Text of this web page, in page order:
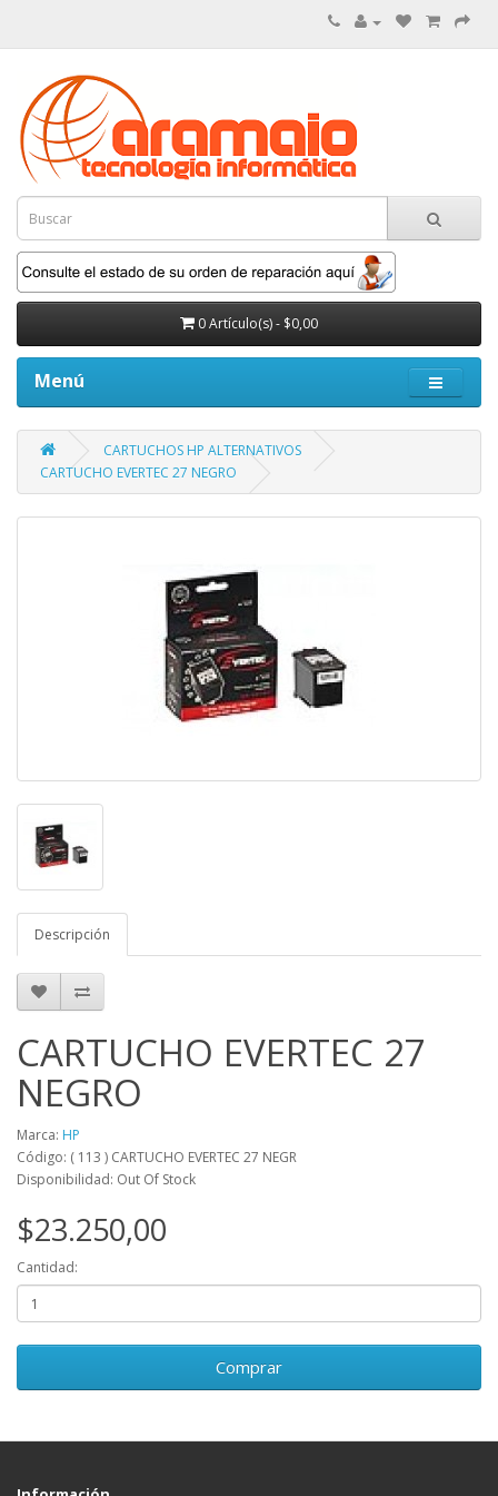
0 Artículo(s) - $0,00
Menú
CARTUCHOS HP ALTERNATIVOS
CARTUCHO EVERTEC 27 NEGRO
Descripción
CARTUCHO EVERTEC 27
NEGRO
Marca: HP
Código: ( 113 ) CARTUCHO EVERTEC 27 NEGR
Disponibilidad: Out Of Stock
$23.250,00
Cantidad:
Comprar